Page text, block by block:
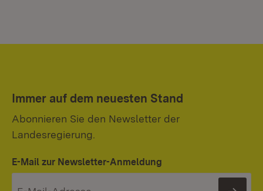
Immer auf dem neuesten Stand
Abonnieren Sie den Newsletter der
Landesregierung.
E-Mail zur Newsletter-Anmeldung